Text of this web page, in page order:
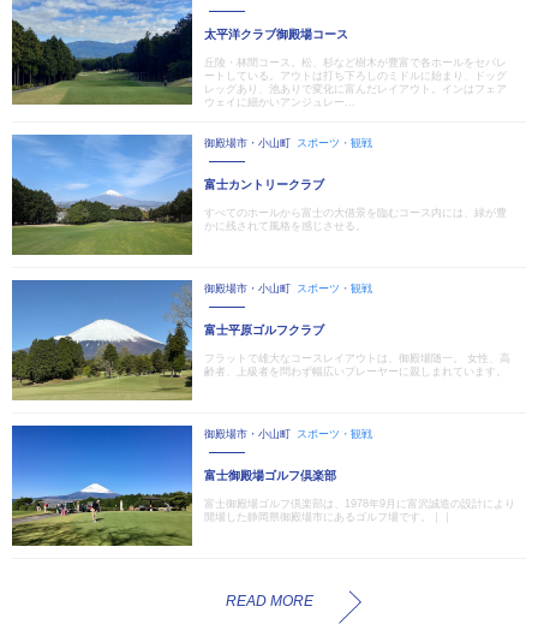
太平洋クラブ御殿場コース
丘陵・林間コース。松、杉など樹木が豊富で各ホールをセパレ
ートしている。アウトは打ち下ろしのミドルに始まり、ドッグ
レッグあり、池ありで変化に富んだレイアウト。インはフェア
ウェイに細かいアンジュレー...
御殿場市・小山町 スポーツ・観戦
富士カントリークラブ
すべてのホールから富士の大借景を臨むコース内には、緑が豊
かに残されて風格を感じさせる。
御殿場市・小山町 スポーツ・観戦
富士平原ゴルフクラブ
フラットで雄大なコースレイアウトは、御殿場随一。 女性、高
齢者、上級者を問わず幅広いプレーヤーに親しまれています。
御殿場市・小山町 スポーツ・観戦
富士御殿場ゴルフ倶楽部
富士御殿場ゴルフ倶楽部は、1978年9月に富沢誠造の設計により
開場した静岡県御殿場市にあるゴルフ場です。｜｜
READ MORE